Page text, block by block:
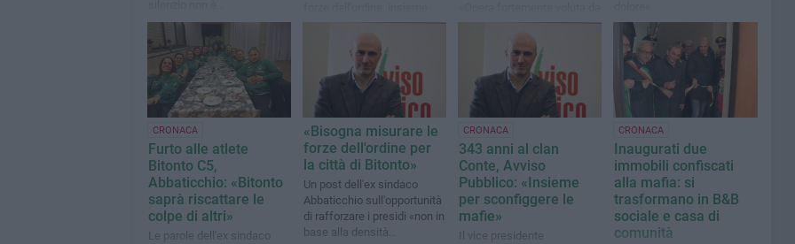
sufficientemente
eloquente»
alla magistratura, faranno il
loro lavoro. E noi non
dobbiamo smettere di
crederci»
centinaia di famiglie,
desiderose di ricevere
servizi e luoghi di
aggregazione»
CRONACA
Furto alle atlete
Bitonto C5,
Abbaticchio: «Bitonto
saprà riscattare le
colpe di altri»
Le parole dell'ex sindaco
​«Bisogna misurare le
forze dell'ordine per
la città di Bitonto»
Un post dell'ex sindaco
Abbaticchio sull'opportunità
di rafforzare i presidi ​«non in
base alla densità
CRONACA
343 anni al clan
Conte, Avviso
Pubblico: «Insieme
per sconfiggere le
mafie»
Il vice presidente
CRONACA
Inaugurati due
immobili confiscati
alla mafia: si
trasformano in B&B
sociale e casa di
comunità